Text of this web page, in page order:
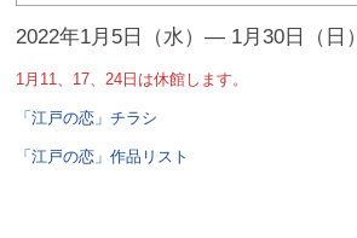
2022年1月5日（水）― 1月30日（日）
1月11、17、24日は休館します。
「江戸の恋」チラシ
「江戸の恋」作品リスト